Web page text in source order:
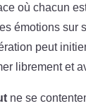
où chacun
émotions sur
peut
librement et
ne se